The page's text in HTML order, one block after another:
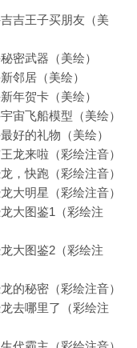
吉王子买朋友（美
密武器（美绘）
邻居（美绘）
年贺卡（美绘）
宙飞船模型（美绘）
好的礼物（美绘）
龙来啦（彩绘注音）
，快跑（彩绘注音）
大明星（彩绘注音）
大图鉴1（彩绘注
大图鉴2（彩绘注
的秘密（彩绘注音）
去哪里了（彩绘注